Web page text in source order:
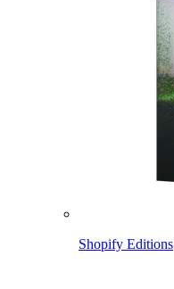
Shopify Editions